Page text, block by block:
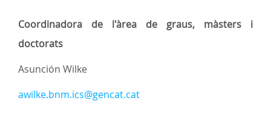
Coordinadora de l'àrea de graus, màsters i
doctorats
Asunción Wilke
awilke.bnm.ics@gencat.cat